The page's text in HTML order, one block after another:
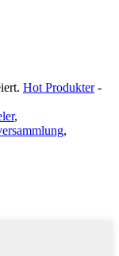
Hot Produkter-
,
,